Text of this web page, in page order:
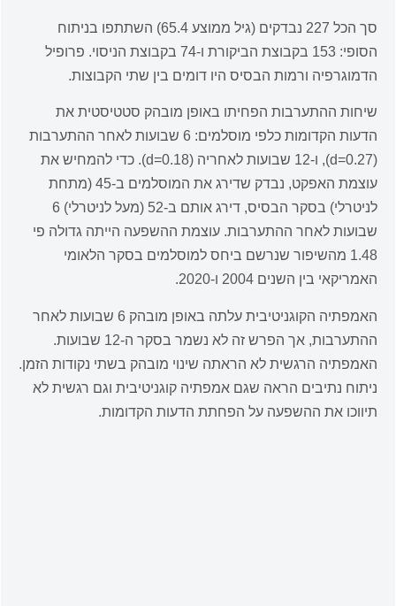
סך הכל 227 נבדקים (גיל ממוצע 65.4) השתתפו בניתוח
הסופי: 153 בקבוצת הביקורת ו-74 בקבוצת הניסוי. פרופיל
הדמוגרפיה ורמות הבסיס היו דומים בין שתי הקבוצות.
שיחות ההתערבות הפחיתו באופן מובהק סטטיסטית את
הדעות הקדומות כלפי מוסלמים: 6 שבועות לאחר ההתערבות
(d=0.27), ו-12 שבועות לאחריה (d=0.18). כדי להמחיש את
עוצמת האפקט, נבדק שדירג את המוסלמים ב-45 (מתחת
לניטרלי) בסקר הבסיס, דירג אותם ב-52 (מעל לניטרלי) 6
שבועות לאחר ההתערבות. עוצמת ההשפעה הייתה גדולה פי
1.48 מהשיפור שנרשם ביחס למוסלמים בסקר הלאומי
האמריקאי בין השנים 2004 ו-2020.
האמפתיה הקוגניטיבית עלתה באופן מובהק 6 שבועות לאחר
ההתערבות, אך הפרש זה לא נשמר בסקר ה-12 שבועות.
האמפתיה הרגשית לא הראתה שינוי מובהק בשתי נקודות הזמן.
ניתוח נתיבים הראה שגם אמפתיה קוגניטיבית וגם רגשית לא
תיווכו את ההשפעה על הפחתת הדעות הקדומות.